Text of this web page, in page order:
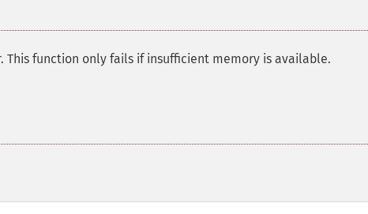
This function only fails if insufficient memory is available.